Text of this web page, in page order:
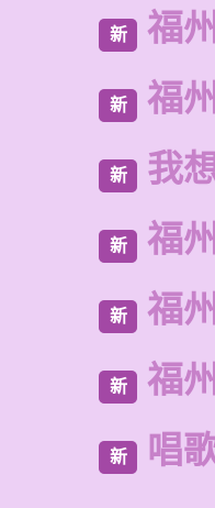
新 福
新 福
新 我
新 福
新 福
新 福
新 唱